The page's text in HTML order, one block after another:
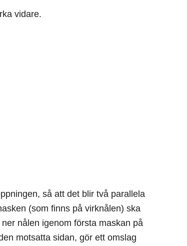
vidare.
så att det blir två parallela
(som finns på virknålen) ska
nålen igenom första maskan på
motsatta sidan, gör ett omslag